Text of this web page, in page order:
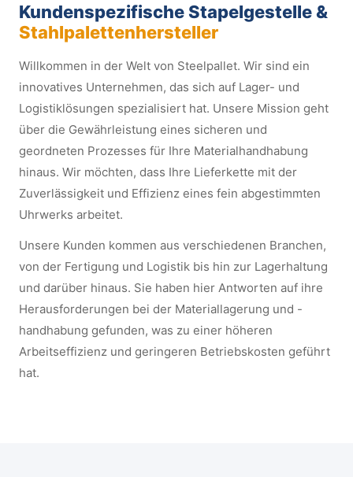
Kundenspezifische Stapelgestelle &
Stahlpalettenhersteller
Willkommen in der Welt von Steelpallet. Wir sind ein
innovatives Unternehmen, das sich auf Lager- und
Logistiklösungen spezialisiert hat. Unsere Mission geht
über die Gewährleistung eines sicheren und
geordneten Prozesses für Ihre Materialhandhabung
hinaus. Wir möchten, dass Ihre Lieferkette mit der
Zuverlässigkeit und Effizienz eines fein abgestimmten
Uhrwerks arbeitet.
Unsere Kunden kommen aus verschiedenen Branchen,
von der Fertigung und Logistik bis hin zur Lagerhaltung
und darüber hinaus. Sie haben hier Antworten auf ihre
Herausforderungen bei der Materiallagerung und -
handhabung gefunden, was zu einer höheren
Arbeitseffizienz und geringeren Betriebskosten geführt
hat.